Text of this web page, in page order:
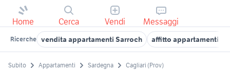
Home Cerca Vendi Messaggi
Ricerche vendita appartamenti Sarroch affitto appartamenti
Subito Appartamenti Sardegna Cagliari (Prov)